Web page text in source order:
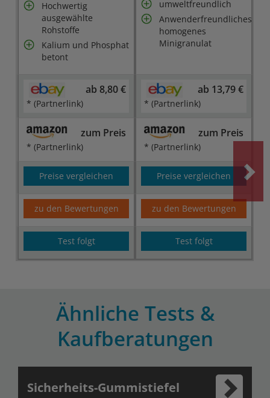
Hochwertig
ausgewählte
Rohstoffe
Kalium und Phosphat
betont
umweltfreundlich
Anwenderfreundliches
homogenes
Minigranulat
ab 8,80 €
* (Partnerlink)
ab 13,79 €
* (Partnerlink)
zum Preis
* (Partnerlink)
zum Preis
* (Partnerlink)
Preise vergleichen Preise vergleichen
zu den Bewertungen zu den Bewertungen
Test folgt Test folgt
Ähnliche Tests &
Kaufberatungen
Sicherheits-Gummistiefel